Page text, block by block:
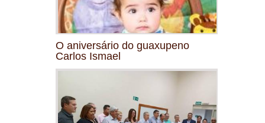
O aniversário do guaxupeno
Carlos Ismael